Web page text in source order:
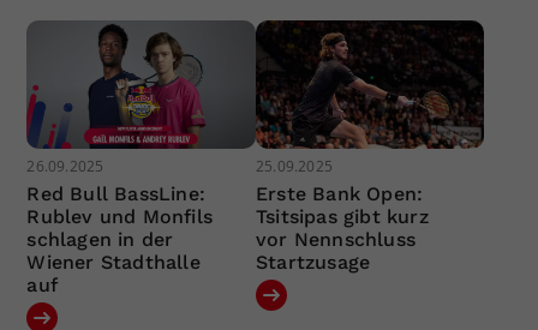
26.09.2025
Red Bull BassLine:
Rublev und Monfils
schlagen in der
Wiener Stadthalle
auf
25.09.2025
Erste Bank Open:
Tsitsipas gibt kurz
vor Nennschluss
Startzusage